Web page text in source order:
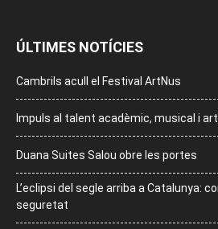
ÚLTIMES NOTÍCIES
Cambrils acull el Festival ArtNus
Impuls al talent acadèmic, musical i
Duana Suites Salou obre les portes
L’eclipsi del segle arriba a Catalunya:
seguretat